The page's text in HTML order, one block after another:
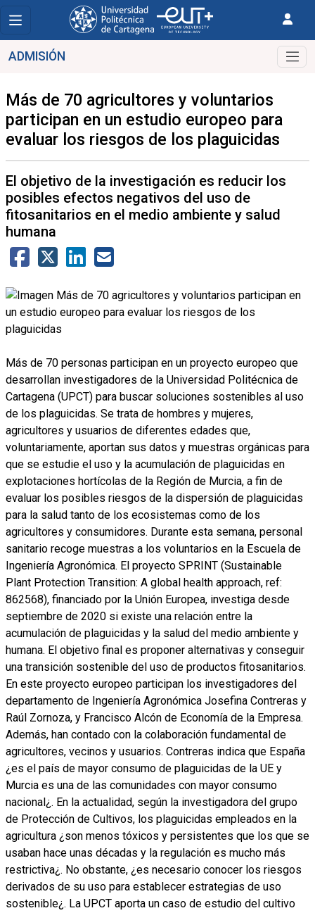
ADMISIÓN
Más de 70 agricultores y voluntarios
participan en un estudio europeo para
evaluar los riesgos de los plaguicidas
El objetivo de la investigación es reducir los
posibles efectos negativos del uso de
fitosanitarios en el medio ambiente y salud
humana
Más de 70 personas participan en un proyecto europeo que
desarrollan investigadores de la Universidad Politécnica de
Cartagena (UPCT) para buscar soluciones sostenibles al uso
de los plaguicidas. Se trata de hombres y mujeres,
agricultores y usuarios de diferentes edades que,
voluntariamente, aportan sus datos y muestras orgánicas para
que se estudie el uso y la acumulación de plaguicidas en
explotaciones hortícolas de la Región de Murcia, a fin de
evaluar los posibles riesgos de la dispersión de plaguicidas
para la salud tanto de los ecosistemas como de los
agricultores y consumidores. Durante esta semana, personal
sanitario recoge muestras a los voluntarios en la Escuela de
Ingeniería Agronómica. El proyecto SPRINT (Sustainable
Plant Protection Transition: A global health approach, ref:
862568), financiado por la Unión Europea, investiga desde
septiembre de 2020 si existe una relación entre la
acumulación de plaguicidas y la salud del medio ambiente y
humana. El objetivo final es proponer alternativas y conseguir
una transición sostenible del uso de productos fitosanitarios.
En este proyecto europeo participan los investigadores del
departamento de Ingeniería Agronómica Josefina Contreras y
Raúl Zornoza, y Francisco Alcón de Economía de la Empresa.
Además, han contado con la colaboración fundamental de
agricultores, vecinos y usuarios. Contreras indica que España
¿es el país de mayor consumo de plaguicidas de la UE y
Murcia es una de las comunidades con mayor consumo
nacional¿. En la actualidad, según la investigadora del grupo
de Protección de Cultivos, los plaguicidas empleados en la
agricultura ¿son menos tóxicos y persistentes que los que se
usaban hace unas décadas y la regulación es mucho más
restrictiva¿. No obstante, ¿es necesario conocer los riesgos
derivados de su uso para establecer estrategias de uso
sostenible¿. La UPCT aporta un caso de estudio del cultivo